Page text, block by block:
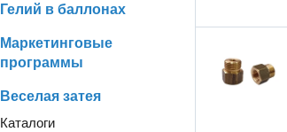
Гелий в баллонах
Маркетинговые
программы
Веселая затея
Каталоги